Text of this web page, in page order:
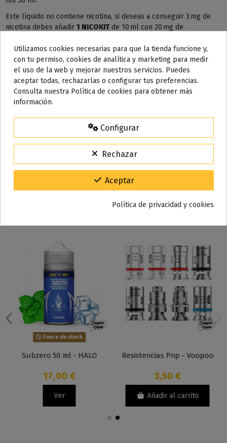
Este líquido no contiene nicotina, si deseas a conseguir 3 mg de
nicotina debes añadir 1 NICOKITde 10 ml con 20 mg de
AÑADIR NICOKIT DE 3 MG
Reseñas (0)
Fuera de stock
Subzero 50 ml - HALO
17,00 €
Ver
Resistencias Pnp - Voopoo
3,50 €
Añadir al carrito
Utilizamos cookies necesarias para que la tienda funcione y,
con tu permiso, cookies de analítica y marketing para medir
el uso de la web y mejorar nuestros servicios. Puedes
aceptar todas, rechazarlas o configurar tus preferencias.
Consulta nuestra Política de cookies para obtener más
información.
Configurar
Rechazar
Aceptar
Política de privacidad y cookies